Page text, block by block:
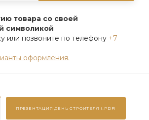
товара со своей
символикой
или позвоните по телефону +7
оформления.
ПРЕЗЕНТАЦИЯ ДЕНЬ СТРОИТЕЛЯ (.PDF)